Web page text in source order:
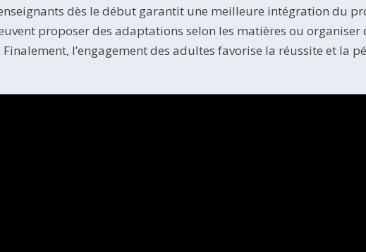
dès le début garantit une meilleure intégration du
proposer des adaptations selon les matières ou organiser
Finalement, l’engagement des adultes favorise la réussite et la